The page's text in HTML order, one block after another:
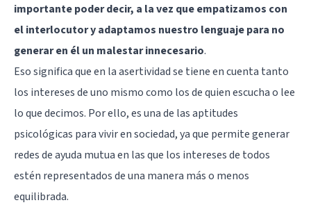
importante poder decir, a la vez que empatizamos con
el interlocutor y adaptamos nuestro lenguaje para no
generar en él un malestar innecesario.
Eso significa que en la asertividad se tiene en cuenta tanto
los intereses de uno mismo como los de quien escucha o lee
lo que decimos. Por ello, es una de las aptitudes
psicológicas para vivir en sociedad, ya que permite generar
redes de ayuda mutua en las que los intereses de todos
estén representados de una manera más o menos
equilibrada.